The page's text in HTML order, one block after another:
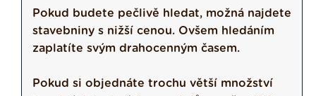
Pokud budete pečlivě hledat, možná najdete
stavebniny s nižší cenou. Ovšem hledáním
zaplatíte svým drahocenným časem.
Pokud si objednáte trochu větší množství